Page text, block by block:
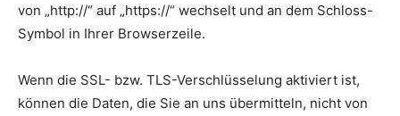
von „http://“ auf „https://“ wechselt und an dem Schloss-
Symbol in Ihrer Browserzeile.
Wenn die SSL- bzw. TLS-Verschlüsselung aktiviert ist,
können die Daten, die Sie an uns übermitteln, nicht von